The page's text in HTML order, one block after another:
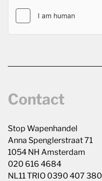
Contact
Stop Wapenhandel
Anna Spenglerstraat 71
1054 NH Amsterdam
020 616 4684
NL11 TRIO 0390 407 380